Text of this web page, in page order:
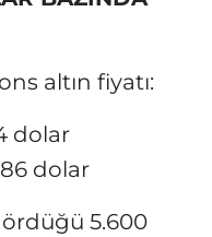
altın fiyatı:
dolar
dolar
5.600